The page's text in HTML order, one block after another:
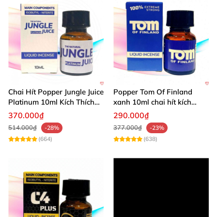
Chai Hít Popper Jungle Juice
Platinum 10ml Kích Thích
Mạnh
370.000₫
514.000₫
-28%
(664)
Popper Tom Of Finland
xanh 10ml chai hít kích
thích mạnh mẽ
290.000₫
377.000₫
-23%
(638)